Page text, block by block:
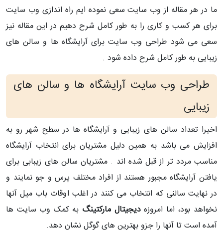
ما در هر مقاله از وب سایت سعی نموده ایم راه اندازی وب سایت
برای هر کسب و کاری را به طور کامل شرح دهیم در این مقاله نیز
سعی می شود طراحی وب سایت برای آرایشگاه ها و سالن های
زیبایی به طور کامل شرح داده شود .
طراحی وب سایت آرایشگاه ها و سالن های
زیبایی
اخیرا تعداد سالن های زیبایی و آرایشگاه ها در سطح شهر رو به
افزایش می باشد به همین دلیل مشتریان برای انتخاب آرایشگاه
مناسب مردد تر از قبل شده اند . مشتریان سالن های زیبابی برای
یافتن آرایشگاه مجبور هستند از افراد مختلف پرس و جو نمایند و
در نهایت سالنی که انتخاب می کنند در اغلب اوقات باب میل آنها
نخواهد بود، اما امروزهدیجیتال مارکتینگ به کمک وب سایت ها
آمده است تا آنها را جزو بهترین های گوگل نشان دهد.